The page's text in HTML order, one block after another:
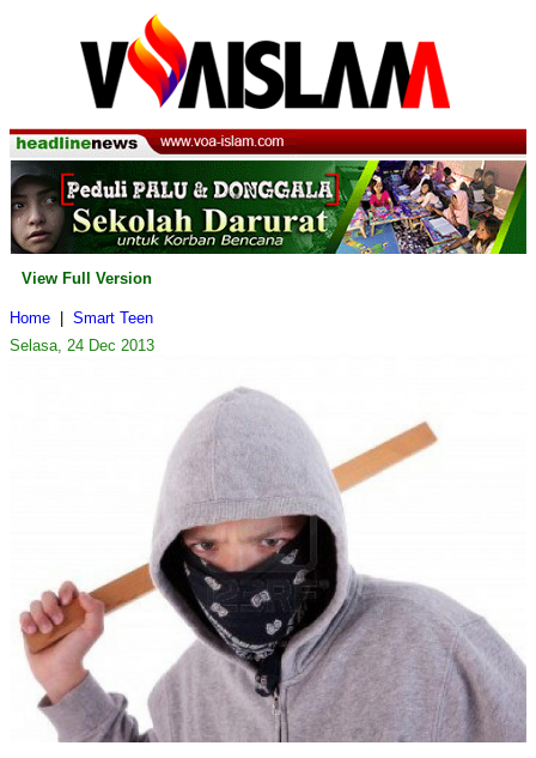
View Full Version
Home
Smart Teen
Selasa, 24 Dec 2013